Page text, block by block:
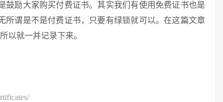
励大家购买付费证书。其实我们有使用免费证书也是
所谓是不是付费证书，只要有绿锁就可以。在这篇文章
以就一并记录下来。